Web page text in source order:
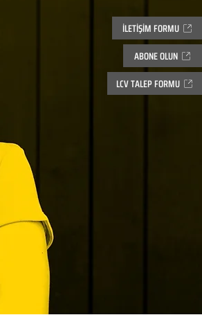
ABONE OLUN
LCV TALEP FORMU
İLETİŞİM FORMU